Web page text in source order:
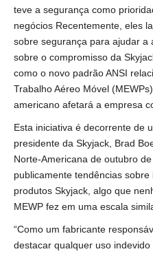
teve a segurança como
negócios Recentemente, eles
sobre segurança para ajudar a
sobre o compromisso da
como o novo padrão ANSI
Trabalho Aéreo Móvel
americano afetará a empresa
Esta iniciativa é decorrente de
presidente da Skyjack, Brad
Norte-Americana de outubro
publicamente tendências
produtos Skyjack, algo que
MEWP fez em uma escala
“Como um fabricante
destacar qualquer uso